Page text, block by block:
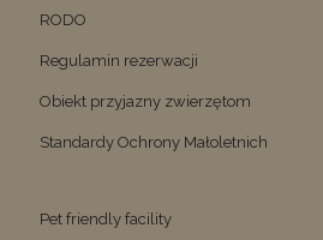
RODO
Regulamin rezerwacji
Obiekt przyjazny zwierzętom
Standardy Ochrony Małoletnich
Pet friendly facility